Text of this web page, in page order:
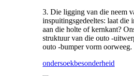
3. Die ligging van die neem
inspuitingsgedeeltes: laat die
aan die holte of kernkant?
struktuur van die outo -
outo -bumper vorm oorweeg.
ondersoekbesonderheid